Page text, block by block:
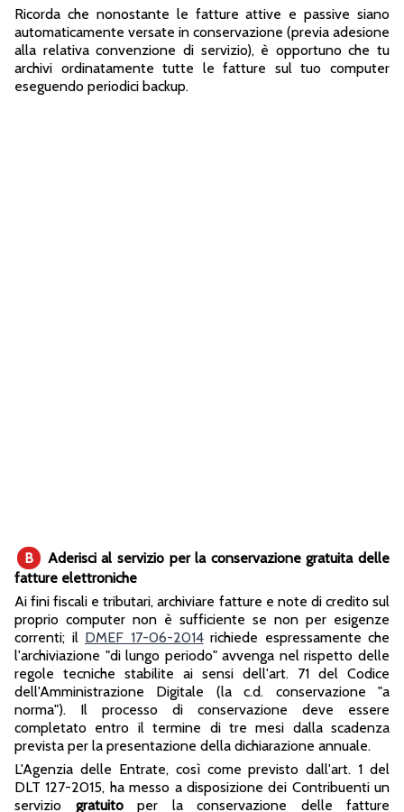
Ricorda che nonostante le fatture attive e passive siano
automaticamente versate in conservazione (previa adesione
alla relativa convenzione di servizio), è opportuno che tu
archivi ordinatamente tutte le fatture sul tuo computer
eseguendo periodici backup.
B Aderisci al servizio per la conservazionegratuitadelle
fatture elettroniche
Ai fini fiscali e tributari, archiviare fatture e note di credito sul
proprio computer non è sufficiente se non per esigenze
correnti; il DMEF 17-06-2014richiede espressamente che
l'archiviazione "di lungo periodo" avvenga nel rispetto delle
regole tecniche stabilite ai sensi dell'art. 71 del Codice
dell'Amministrazione Digitale (la c.d. conservazione "a
norma"). Il processo di conservazione deve essere
completato entro il termine di tre mesi dalla scadenza
prevista per la presentazione della dichiarazione annuale.
L'Agenzia delle Entrate, così come previsto dall'art. 1 del
DLT 127-2015, ha messo a disposizione dei Contribuenti un
servizio gratuitoper la conservazione delle fatture